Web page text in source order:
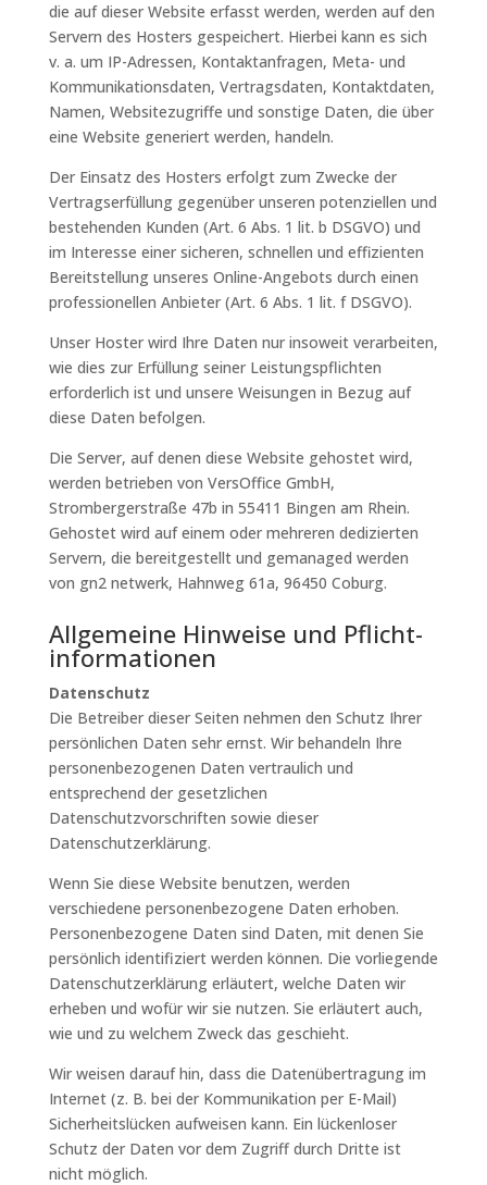
die auf dieser Website erfasst werden, werden auf den
Servern des Hosters gespeichert. Hierbei kann es sich
v. a. um IP-Adressen, Kontaktanfragen, Meta- und
Kommunikationsdaten, Vertragsdaten, Kontaktdaten,
Namen, Websitezugriffe und sonstige Daten, die über
eine Website generiert werden, handeln.
Der Einsatz des Hosters erfolgt zum Zwecke der
Vertragserfüllung gegenüber unseren potenziellen und
bestehenden Kunden (Art. 6 Abs. 1 lit. b DSGVO) und
im Interesse einer sicheren, schnellen und effizienten
Bereitstellung unseres Online-Angebots durch einen
professionellen Anbieter (Art. 6 Abs. 1 lit. f DSGVO).
Unser Hoster wird Ihre Daten nur insoweit verarbeiten,
wie dies zur Erfüllung seiner Leistungspflichten
erforderlich ist und unsere Weisungen in Bezug auf
diese Daten befolgen.
Die Server, auf denen diese Website gehostet wird,
werden betrieben von VersOffice GmbH,
Strombergerstraße 47b in 55411 Bingen am Rhein.
Gehostet wird auf einem oder mehreren dedizierten
Servern, die bereitgestellt und gemanaged werden
von gn2 netwerk, Hahnweg 61a, 96450 Coburg.
Allgemeine Hinweise und Pflicht­
informationen
Datenschutz
Die Betreiber dieser Seiten nehmen den Schutz Ihrer
persönlichen Daten sehr ernst. Wir behandeln Ihre
personenbezogenen Daten vertraulich und
entsprechend der gesetzlichen
Datenschutzvorschriften sowie dieser
Datenschutzerklärung.
Wenn Sie diese Website benutzen, werden
verschiedene personenbezogene Daten erhoben.
Personenbezogene Daten sind Daten, mit denen Sie
persönlich identifiziert werden können. Die vorliegende
Datenschutzerklärung erläutert, welche Daten wir
erheben und wofür wir sie nutzen. Sie erläutert auch,
wie und zu welchem Zweck das geschieht.
Wir weisen darauf hin, dass die Datenübertragung im
Internet (z. B. bei der Kommunikation per E-Mail)
Sicherheitslücken aufweisen kann. Ein lückenloser
Schutz der Daten vor dem Zugriff durch Dritte ist
nicht möglich.